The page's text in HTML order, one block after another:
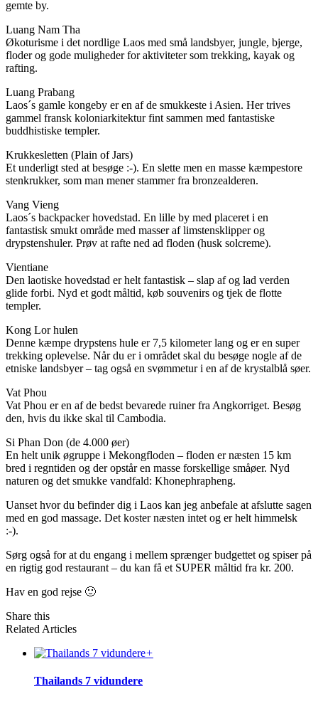
gemte by.
Luang Nam Tha
Økoturisme i det nordlige Laos med små landsbyer, jungle, bjerge,
floder og gode muligheder for aktiviteter som trekking, kayak og
rafting.
Luang Prabang
Laos´s gamle kongeby er en af de smukkeste i Asien. Her trives
gammel fransk koloniarkitektur fint sammen med fantastiske
buddhistiske templer.
Krukkesletten (Plain of Jars)
Et underligt sted at besøge :-). En slette men en masse kæmpestore
stenkrukker, som man mener stammer fra bronzealderen.
Vang Vieng
Laos´s backpacker hovedstad. En lille by med placeret i en
fantastisk smukt område med masser af limstensklipper og
drypstenshuler. Prøv at rafte ned ad floden (husk solcreme).
Vientiane
Den laotiske hovedstad er helt fantastisk – slap af og lad verden
glide forbi. Nyd et godt måltid, køb souvenirs og tjek de flotte
templer.
Kong Lor hulen
Denne kæmpe drypstens hule er 7,5 kilometer lang og er en super
trekking oplevelse. Når du er i området skal du besøge nogle af de
etniske landsbyer – tag også en svømmetur i en af de krystalblå søer.
Vat Phou
Vat Phou er en af de bedst bevarede ruiner fra Angkorriget. Besøg
den, hvis du ikke skal til Cambodia.
Si Phan Don (de 4.000 øer)
En helt unik øgruppe i Mekongfloden – floden er næsten 15 km
bred i regntiden og der opstår en masse forskellige småøer. Nyd
naturen og det smukke vandfald: Khonephrapheng.
Uanset hvor du befinder dig i Laos kan jeg anbefale at afslutte sagen
med en god massage. Det koster næsten intet og er helt himmelsk
:-).
Sørg også for at du engang i mellem sprænger budgettet og spiser på
en rigtig god restaurant – du kan få et SUPER måltid fra kr. 200.
Hav en god rejse 🙂
Share this
Related Articles
+
Thailands 7 vidundere